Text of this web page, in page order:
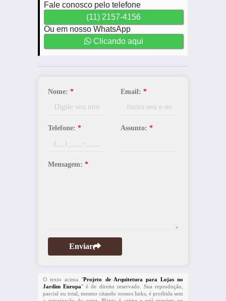
Fale conosco pelo telefone
(11) 2157-4156
Ou em nosso WhatsApp
Clicando aqui
Nome: * Email: *
Telefone: * Assunto: *
Mensagem: *
Enviar
O texto acima "Projeto de Arquitetura para Lojas no
Jardim Europa" é de direito reservado. Sua reprodução,
parcial ou total, mesmo citando nossos links, é proibida sem